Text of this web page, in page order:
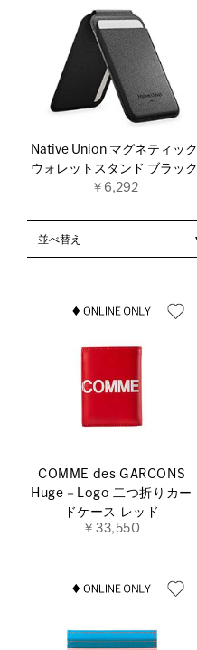
Native Union マグネティック
ウォレットスタンド ブラック
￥6,292
並べ替え
COMME des GARCONS
Huge－Logo 二つ折りカー
ドケース レッド
￥33,550